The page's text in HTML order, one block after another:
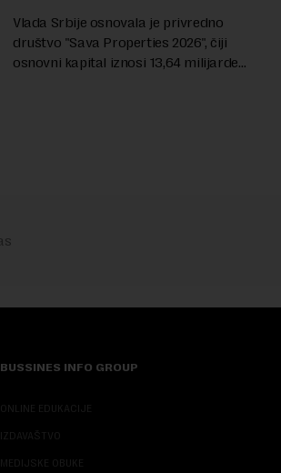
Vlada Srbije osnovala je privredno
društvo "Sava Properties 2026", čiji
osnovni kapital iznosi 13,64 milijarde
BUSSINES INFO GROUP
ONLINE EDUKACIJE
IZDAVAŠTVO
MEDIJSKE OBUKE